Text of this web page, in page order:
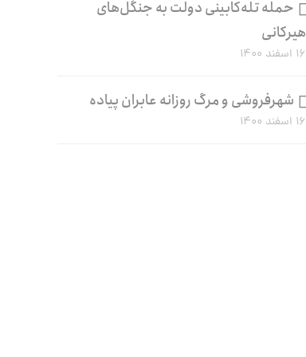
حمله تله‌کابینی دولت به جنگل‌های
هیرکانی
۱۶ اسفند ۱۴۰۰
شهرفروشی و مرگ روزانه عابران پیاده
۱۶ اسفند ۱۴۰۰